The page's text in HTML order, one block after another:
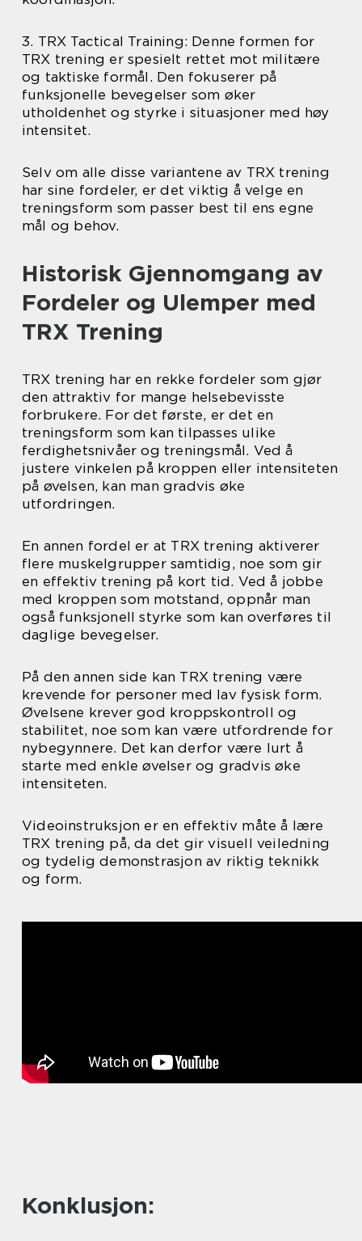
3. TRX Tactical Training: Denne formen for
TRX trening er spesielt rettet mot militære
og taktiske formål. Den fokuserer på
funksjonelle bevegelser som øker
utholdenhet og styrke i situasjoner med høy
intensitet.
Selv om alle disse variantene av TRX trening
har sine fordeler, er det viktig å velge en
treningsform som passer best til ens egne
mål og behov.
Historisk Gjennomgang av
Fordeler og Ulemper med
TRX Trening
TRX trening har en rekke fordeler som gjør
den attraktiv for mange helsebevisste
forbrukere. For det første, er det en
treningsform som kan tilpasses ulike
ferdighetsnivåer og treningsmål. Ved å
justere vinkelen på kroppen eller intensiteten
på øvelsen, kan man gradvis øke
utfordringen.
En annen fordel er at TRX trening aktiverer
flere muskelgrupper samtidig, noe som gir
en effektiv trening på kort tid. Ved å jobbe
med kroppen som motstand, oppnår man
også funksjonell styrke som kan overføres til
daglige bevegelser.
På den annen side kan TRX trening være
krevende for personer med lav fysisk form.
Øvelsene krever god kroppskontroll og
stabilitet, noe som kan være utfordrende for
nybegynnere. Det kan derfor være lurt å
starte med enkle øvelser og gradvis øke
intensiteten.
Videoinstruksjon er en effektiv måte å lære
TRX trening på, da det gir visuell veiledning
og tydelig demonstrasjon av riktig teknikk
og form.
Konklusjon: